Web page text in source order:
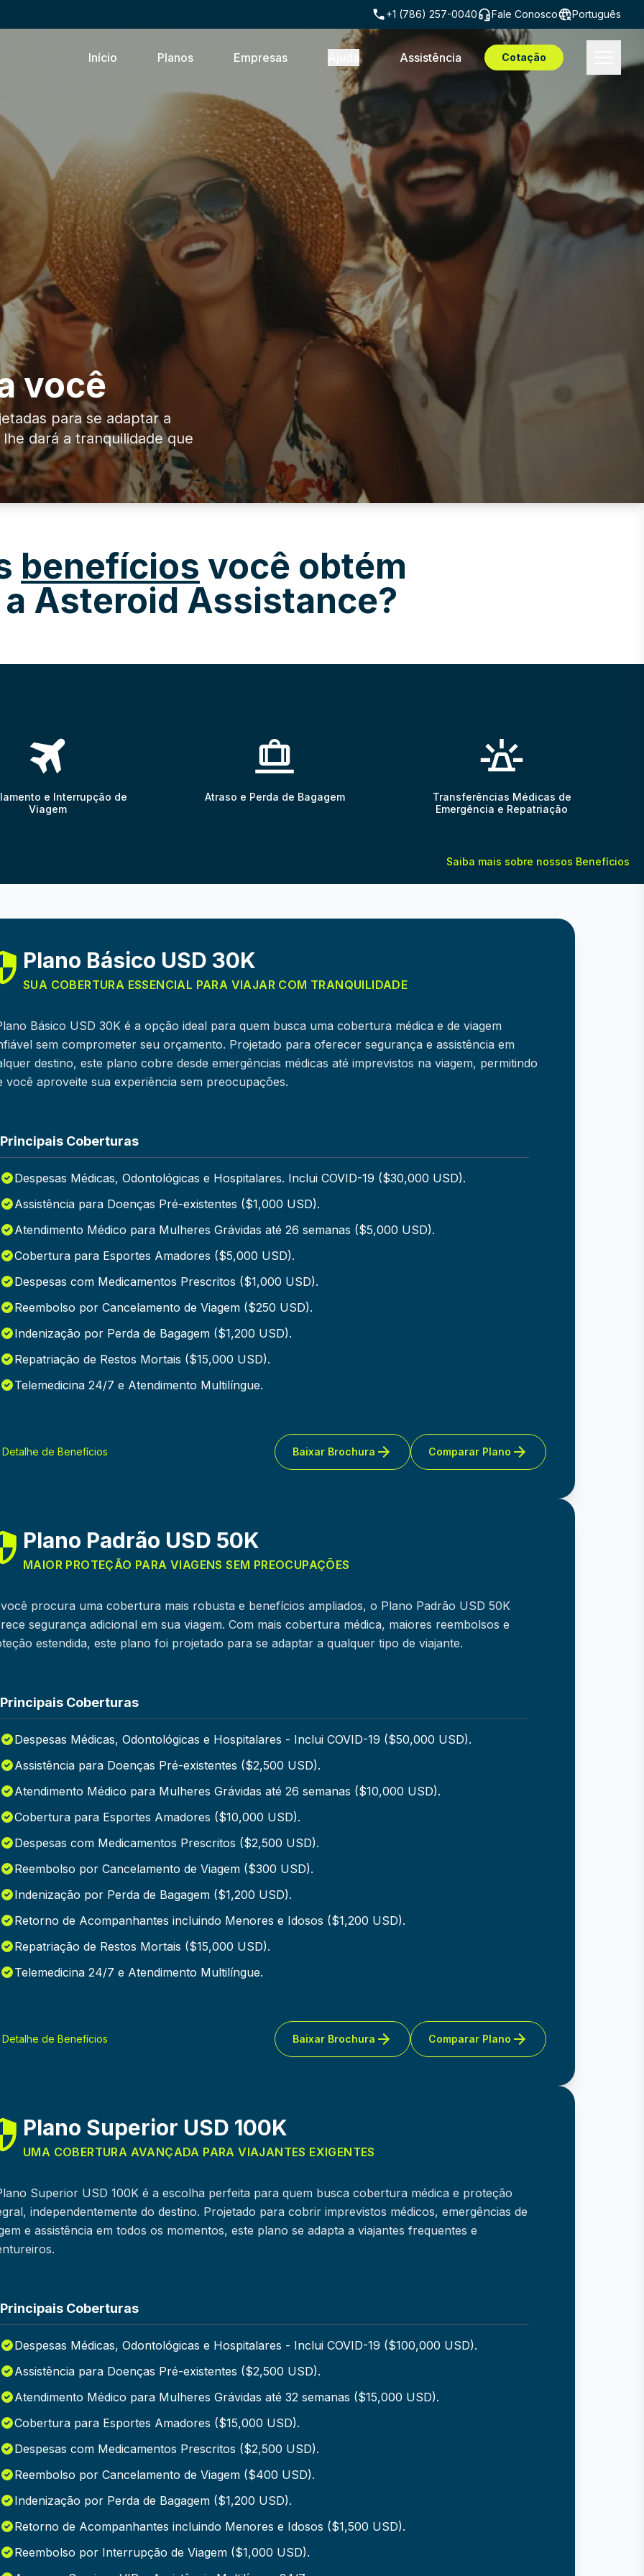
+1 (786) 257-0040 Fale Conosco Português
Início Planos Empresas Assistência Cotação
você
para se adaptar a
dará a tranquilidade que
benefícios você obtém
Asteroid Assistance?
e Interrupção de
Viagem
Atraso e Perda de Bagagem
Transferências Médicas de
Emergência e Repatriação
Saiba mais sobre nossos Benefícios
Plano Básico USD 30K
SUA COBERTURA ESSENCIAL PARA VIAJAR COM TRANQUILIDADE
Básico USD 30K é a opção ideal para quem busca uma cobertura médica e de viagem
sem comprometer seu orçamento. Projetado para oferecer segurança e assistência em
destino, este plano cobre desde emergências médicas até imprevistos na viagem, permitindo
você aproveite sua experiência sem preocupações.
Principais Coberturas
Despesas Médicas, Odontológicas e Hospitalares. Inclui COVID-19 ($30,000 USD).
Assistência para Doenças Pré-existentes ($1,000 USD).
Atendimento Médico para Mulheres Grávidas até 26 semanas ($5,000 USD).
Cobertura para Esportes Amadores ($5,000 USD).
Despesas com Medicamentos Prescritos ($1,000 USD).
Reembolso por Cancelamento de Viagem ($250 USD).
Indenização por Perda de Bagagem ($1,200 USD).
Repatriação de Restos Mortais ($15,000 USD).
Telemedicina 24/7 e Atendimento Multilíngue.
Detalhe de Benefícios Baixar Brochura Comparar Plano
Plano Padrão USD 50K
MAIOR PROTEÇÃO PARA VIAGENS SEM PREOCUPAÇÕES
procura uma cobertura mais robusta e benefícios ampliados, o Plano Padrão USD 50K
segurança adicional em sua viagem. Com mais cobertura médica, maiores reembolsos e
estendida, este plano foi projetado para se adaptar a qualquer tipo de viajante.
Principais Coberturas
Despesas Médicas, Odontológicas e Hospitalares - Inclui COVID-19 ($50,000 USD).
Assistência para Doenças Pré-existentes ($2,500 USD).
Atendimento Médico para Mulheres Grávidas até 26 semanas ($10,000 USD).
Cobertura para Esportes Amadores ($10,000 USD).
Despesas com Medicamentos Prescritos ($2,500 USD).
Reembolso por Cancelamento de Viagem ($300 USD).
Indenização por Perda de Bagagem ($1,200 USD).
Retorno de Acompanhantes incluindo Menores e Idosos ($1,200 USD).
Repatriação de Restos Mortais ($15,000 USD).
Telemedicina 24/7 e Atendimento Multilíngue.
Detalhe de Benefícios Baixar Brochura Comparar Plano
Plano Superior USD 100K
UMA COBERTURA AVANÇADA PARA VIAJANTES EXIGENTES
Superior USD 100K é a escolha perfeita para quem busca cobertura médica e proteção
independentemente do destino. Projetado para cobrir imprevistos médicos, emergências de
e assistência em todos os momentos, este plano se adapta a viajantes frequentes e
Principais Coberturas
Despesas Médicas, Odontológicas e Hospitalares - Inclui COVID-19 ($100,000 USD).
Assistência para Doenças Pré-existentes ($2,500 USD).
Atendimento Médico para Mulheres Grávidas até 32 semanas ($15,000 USD).
Cobertura para Esportes Amadores ($15,000 USD).
Despesas com Medicamentos Prescritos ($2,500 USD).
Reembolso por Cancelamento de Viagem ($400 USD).
Indenização por Perda de Bagagem ($1,200 USD).
Retorno de Acompanhantes incluindo Menores e Idosos ($1,500 USD).
Reembolso por Interrupção de Viagem ($1,000 USD).